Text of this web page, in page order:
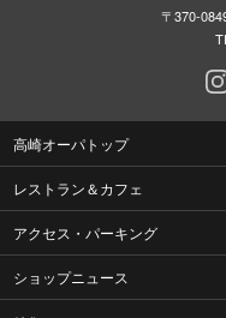
〒370-
高崎オーパトップ
レストラン＆カフェ
アクセス・パーキング
ショップニュース